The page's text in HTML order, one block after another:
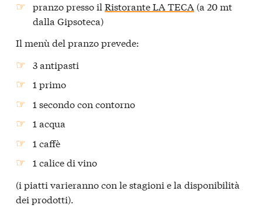
pranzo presso ilRistorante LA TECA (a 20 mt
dalla Gipsoteca)
Il menù del pranzo prevede:
3 antipasti
1 primo
1 secondo con contorno
1 acqua
1 caffè
1 calice di vino
(i piatti varieranno con le stagioni e la disponibilità
dei prodotti).